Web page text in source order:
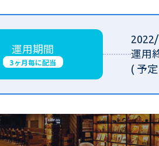
運用期間
3ヶ月毎に配当
運用
( 予